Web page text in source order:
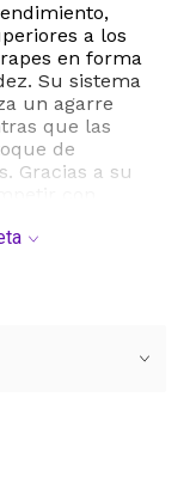
a los
en forma
Su sistema
un agarre
que las
de
Gracias a su
en el juguete
en